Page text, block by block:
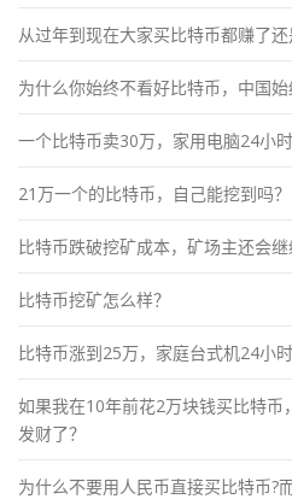
从过年到现在大家买比特币都赚了
为什么你始终不看好比特币，中国始
一个比特币卖30万，家用电脑24小
21万一个的比特币，自己能挖到吗？
比特币跌破挖矿成本，矿场主还会继
比特币挖矿怎么样？
比特币涨到25万，家庭台式机24小
如果我在10年前花2万块钱买比特
发财了？
为什么不要用人民币直接买比特币?